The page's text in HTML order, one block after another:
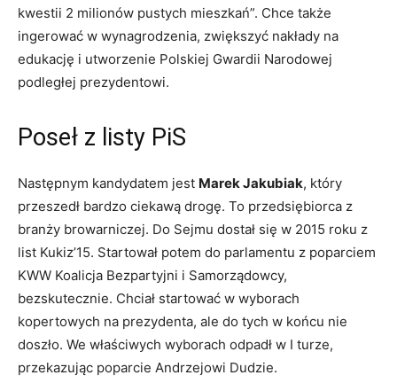
kwestii 2 milionów pustych mieszkań”. Chce także
ingerować w wynagrodzenia, zwiększyć nakłady na
edukację i utworzenie Polskiej Gwardii Narodowej
podległej prezydentowi.
Poseł z listy PiS
Następnym kandydatem jest Marek Jakubiak, który
przeszedł bardzo ciekawą drogę. To przedsiębiorca z
branży browarniczej. Do Sejmu dostał się w 2015 roku z
list Kukiz’15. Startował potem do parlamentu z poparciem
KWW Koalicja Bezpartyjni i Samorządowcy,
bezskutecznie. Chciał startować w wyborach
kopertowych na prezydenta, ale do tych w końcu nie
doszło. We właściwych wyborach odpadł w I turze,
przekazując poparcie Andrzejowi Dudzie.